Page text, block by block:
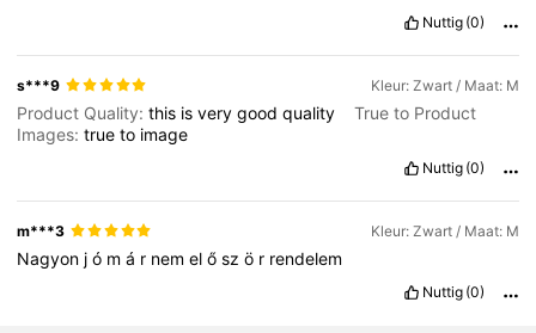
Nuttig (0)
s***9 Kleur: Zwart / Maat: M
Product Quality:this isverygoodquality
True to Product
Images:trueto image
Nuttig (0)
m***3 Kleur: Zwart / Maat: M
Nagyon jó má r nemelőszö r rendelem
Nuttig (0)